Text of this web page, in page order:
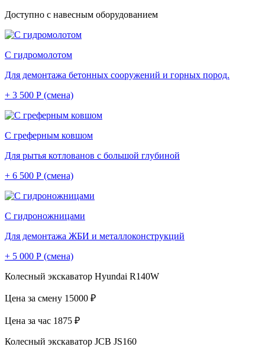
Доступно с навесным оборудованием
С гидромолотом
Для демонтажа бетонных сооружений и горных пород.
+ 3 500 Р (смена)
С греферным ковшом
Для рытья котлованов с большой глубиной
+ 6 500 Р (смена)
С гидроножницами
Для демонтажа ЖБИ и металлоконструкций
+ 5 000 Р (смена)
Колесный экскаватор Hyundai R140W
Цена за смену 15000 ₽
Цена за час 1875 ₽
Колесный экскаватор JCB JS160